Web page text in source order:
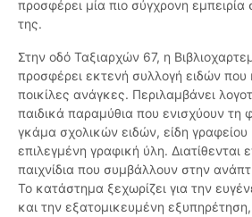
προσφέρει μία πιο σύγχρονη εμπειρία
της.
Στην οδό Ταξιαρχών 67, η
προσφέρει εκτενή συλλογή ειδών που
ποικίλες ανάγκες. Περιλαμβάνει
παιδικά παραμύθια που ενισχύουν τη
γκάμα σχολικών ειδών, είδη
επιλεγμένη γραφική ύλη. Διατίθενται
παιχνίδια που συμβάλλουν στην
Το κατάστημα ξεχωρίζει για την
και την εξατομικευμένη